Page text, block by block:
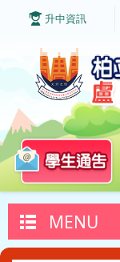
升中資訊
MENU